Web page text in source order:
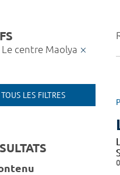
centre Maolya
LES FILTRES